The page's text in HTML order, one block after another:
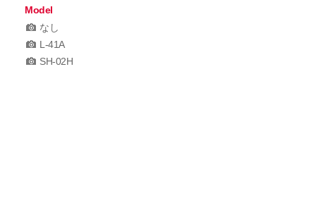
Model
なし
L-41A
SH-02H